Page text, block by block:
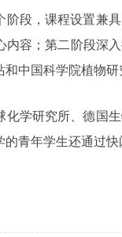
阶段，课程设置兼
容；第二阶段深
中国科学院植物研
化学研究所、德国
青年学生还通过